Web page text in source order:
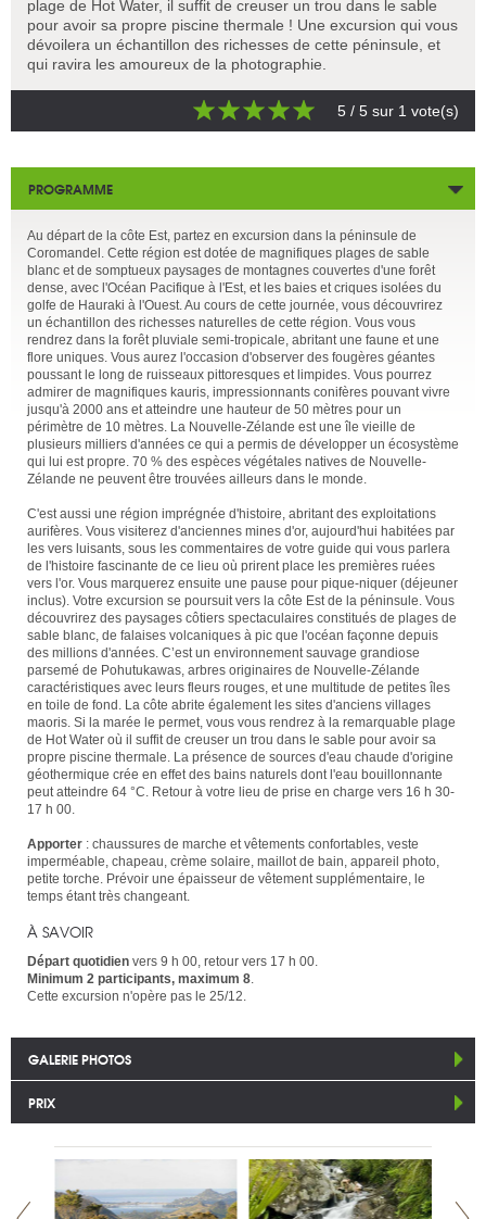
plage de Hot Water, il suffit de creuser un trou dans le sable
pour avoir sa propre piscine thermale ! Une excursion qui vous
dévoilera un échantillon des richesses de cette péninsule, et
qui ravira les amoureux de la photographie.
5 / 5 sur 1 vote(s)
PROGRAMME
Au départ de la côte Est, partez en excursion dans la péninsule de
Coromandel. Cette région est dotée de magnifiques plages de sable
blanc et de somptueux paysages de montagnes couvertes d'une forêt
dense, avec l'Océan Pacifique à l'Est, et les baies et criques isolées du
golfe de Hauraki à l'Ouest. Au cours de cette journée, vous découvrirez
un échantillon des richesses naturelles de cette région. Vous vous
rendrez dans la forêt pluviale semi-tropicale, abritant une faune et une
flore uniques. Vous aurez l'occasion d'observer des fougères géantes
poussant le long de ruisseaux pittoresques et limpides. Vous pourrez
admirer de magnifiques kauris, impressionnants conifères pouvant vivre
jusqu'à 2000 ans et atteindre une hauteur de 50 mètres pour un
périmètre de 10 mètres. La Nouvelle-Zélande est une île vieille de
plusieurs milliers d'années ce qui a permis de développer un écosystème
qui lui est propre. 70 % des espèces végétales natives de Nouvelle-
Zélande ne peuvent être trouvées ailleurs dans le monde.
C'est aussi une région imprégnée d'histoire, abritant des exploitations
aurifères. Vous visiterez d'anciennes mines d'or, aujourd'hui habitées par
les vers luisants, sous les commentaires de votre guide qui vous parlera
de l'histoire fascinante de ce lieu où prirent place les premières ruées
vers l'or. Vous marquerez ensuite une pause pour pique-niquer (déjeuner
inclus). Votre excursion se poursuit vers la côte Est de la péninsule. Vous
découvrirez des paysages côtiers spectaculaires constitués de plages de
sable blanc, de falaises volcaniques à pic que l'océan façonne depuis
des millions d'années. C’est un environnement sauvage grandiose
parsemé de Pohutukawas, arbres originaires de Nouvelle-Zélande
caractéristiques avec leurs fleurs rouges, et une multitude de petites îles
en toile de fond. La côte abrite également les sites d'anciens villages
maoris. Si la marée le permet, vous vous rendrez à la remarquable plage
de Hot Water où il suffit de creuser un trou dans le sable pour avoir sa
propre piscine thermale. La présence de sources d'eau chaude d'origine
géothermique crée en effet des bains naturels dont l'eau bouillonnante
peut atteindre 64 °C. Retour à votre lieu de prise en charge vers 16 h 30-
17 h 00.
Apporter : chaussures de marche et vêtements confortables, veste
imperméable, chapeau, crème solaire, maillot de bain, appareil photo,
petite torche. Prévoir une épaisseur de vêtement supplémentaire, le
temps étant très changeant.
À SAVOIR
Départ quotidien vers 9 h 00, retour vers 17 h 00.
Minimum 2 participants, maximum 8
Cette excursion n'opère pas le 25/12.
GALERIE PHOTOS
PRIX